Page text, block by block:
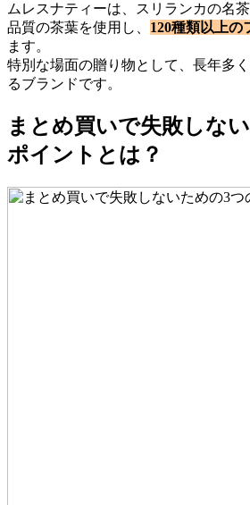
ムレスナティーは、スリランカの名
品質の茶葉を使用し、 120種類以上の
ます。
特別な場面の贈り物として、長年多
るブランドです。
まとめ買いで失敗しな
ポイントとは？